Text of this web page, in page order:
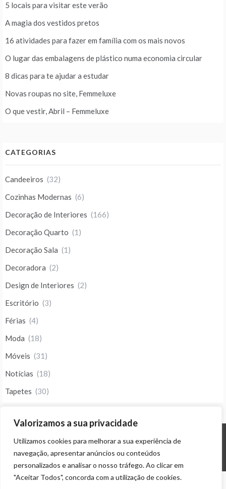
Valorizamos a sua privacidade
Utilizamos cookies para melhorar a sua experiência de
navegação, apresentar anúncios ou conteúdos
personalizados e analisar o nosso tráfego. Ao clicar em
"Aceitar Todos", concorda com a utilização de cookies.
5 locais para visitar este verão
A magia dos vestidos pretos
16 atividades para fazer em família com os mais novos
O lugar das embalagens de plástico numa economia circular
8 dicas para te ajudar a estudar
Novas roupas no site, Femmeluxe
O que vestir, Abril – Femmeluxe
CATEGORIAS
Candeeiros (32)
Cozinhas Modernas (6)
Decoração de Interiores (166)
Decoração Quarto (1)
Decoração Sala (1)
Decoradora (2)
Design de Interiores (2)
Escritório (3)
Férias (4)
Moda (18)
Móveis (31)
Notícias (18)
Tapetes (30)